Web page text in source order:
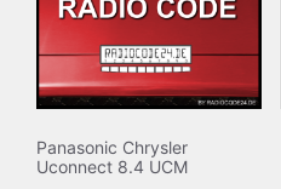
Panasonic Chrysler
Uconnect 8.4 UCM